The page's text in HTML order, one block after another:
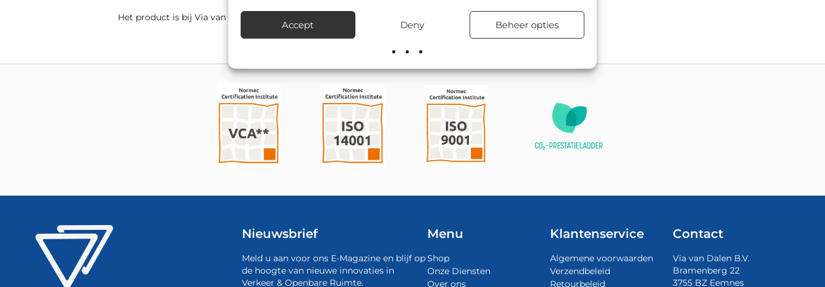
Accept Deny Beheer opties
Het product is bij Via van Dalen uit voorraad leverbaar, inclusief advies over de juiste bevestigingsmaterialen.
Nieuwsbrief
Meld u aan voor ons E-Magazine en blijf op
de hoogte van nieuwe innovaties in
Verkeer & Openbare Ruimte.
Menu
Shop
Onze Diensten
Over ons
Klantenservice
Algemene voorwaarden
Verzendbeleid
Retourbeleid
Contact
Via van Dalen B.V.
Bramenberg 22
3755 BZ Eemnes